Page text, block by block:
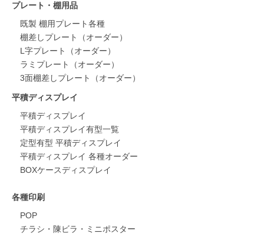
プレート・棚用品
既製 棚用プレート各種
棚差しプレート（オーダー）
L字プレート（オーダー）
ラミプレート（オーダー）
3面棚差しプレート（オーダー）
平積ディスプレイ
平積ディスプレイ
平積ディスプレイ有型一覧
定型有型 平積ディスプレイ
平積ディスプレイ 各種オーダー
BOXケースディスプレイ
各種印刷
POP
チラシ・陳ビラ・ミニポスター